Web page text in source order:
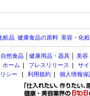
粧品 健康食品の原料 美容・化
自然食品 健康用品・器具 美容
ホーム
プレスリリース
サ
シー
利用規約 個人情報